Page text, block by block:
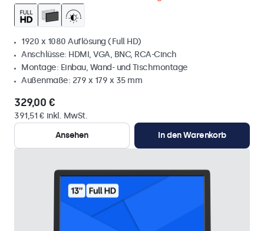
1920 x 1080 Auflösung (Full HD)
Anschlüsse: HDMI, VGA, BNC, RCA-Cinch
Montage: Einbau, Wand- und Tischmontage
Außenmaße: 279 x 179 x 35 mm
329,00 €
391,51 € inkl. MwSt.
Ansehen
In den Warenkorb